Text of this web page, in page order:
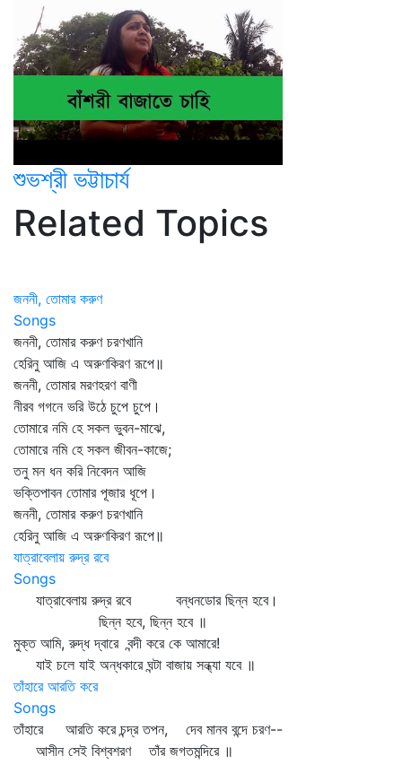
শুভশ্রী ভট্টাচার্য
Related Topics
জননী, তোমার করুণ
Songs
জননী, তোমার করুণ চরণখানি
হেরিনু আজি এ অরুণকিরণ রূপে॥
জননী, তোমার মরণহরণ বাণী
নীরব গগনে ভরি উঠে চুপে চুপে।
তোমারে নমি হে সকল ভুবন-মাঝে,
তোমারে নমি হে সকল জীবন-কাজে;
তনু মন ধন করি নিবেদন আজি
ভক্তিপাবন তোমার পূজার ধূপে।
জননী, তোমার করুণ চরণখানি
হেরিনু আজি এ অরুণকিরণ রূপে॥
যাত্রাবেলায় রুদ্র রবে
Songs
যাত্রাবেলায় রুদ্র রবে বন্ধনডোর ছিন্ন হবে।
ছিন্ন হবে, ছিন্ন হবে ॥
মুক্ত আমি, রুদ্ধ দ্বারে বন্দী করে কে আমারে!
যাই চলে যাই অন্ধকারে ঘন্টা বাজায় সন্ধ্যা যবে ॥
তাঁহারে আরতি করে
Songs
তাঁহারে আরতি করে চন্দ্র তপন, দেব মানব বন্দে চরণ--
আসীন সেই বিশ্বশরণ তাঁর জগতমন্দিরে ॥